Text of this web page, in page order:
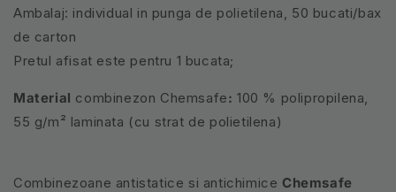
Ambalaj: individual in punga de polietilena, 50 bucati/bax
de carton
Pretul afisat este pentru 1 bucata;
Material combinezon Chemsafe:100 % polipropilena,
55 g/m² laminata (cu strat de polietilena)
Combinezoane antistatice si antichimice Chemsafe